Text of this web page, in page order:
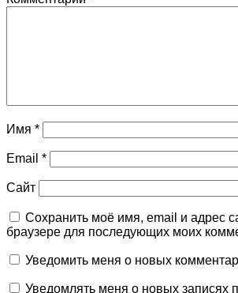
Имя *
Email *
Сайт
Сохранить моё имя, email и адрес
браузере для последующих моих
Уведомить меня о новых
Уведомлять меня о новых записях